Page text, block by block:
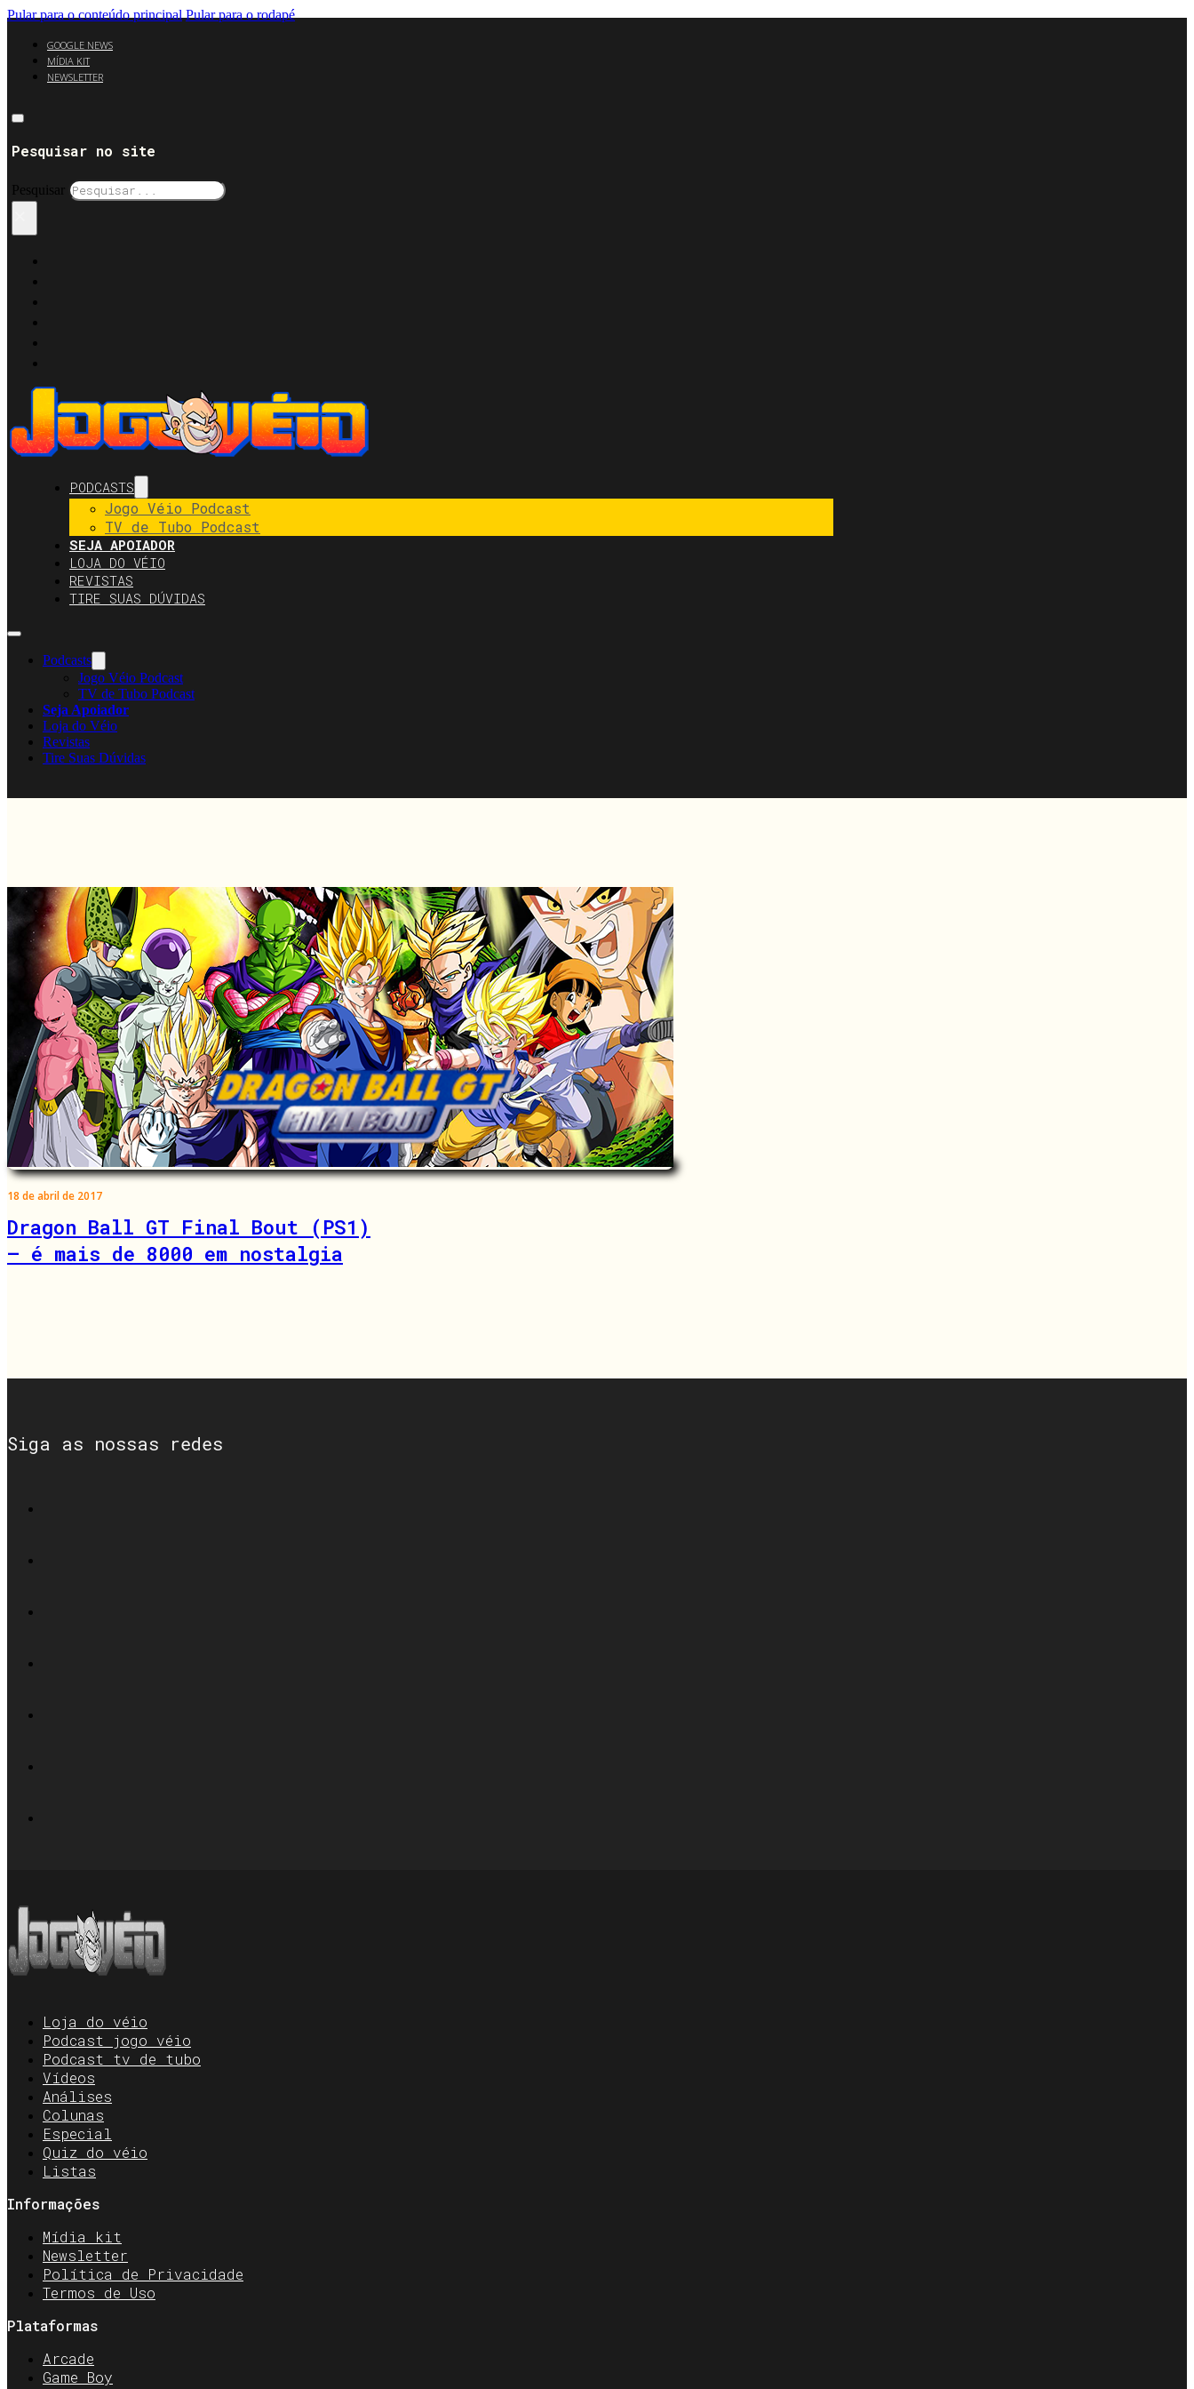
Pular para o conteúdo principal Pular para o rodapé
GOOGLE NEWS
MÍDIA KIT
NEWSLETTER
Pesquisar no site
Pesquisar
PODCASTS
Jogo Véio Podcast
TV de Tubo Podcast
SEJA APOIADOR
LOJA DO VÉIO
REVISTAS
TIRE SUAS DÚVIDAS
Podcasts
Jogo Véio Podcast
TV de Tubo Podcast
Seja Apoiador
Loja do Véio
Revistas
Tire Suas Dúvidas
18 de abril de 2017
Dragon Ball GT Final Bout (PS1)
– é mais de 8000 em nostalgia
Siga as nossas redes
Loja do véio
Podcast jogo véio
Podcast tv de tubo
Vídeos
Análises
Colunas
Especial
Quiz do véio
Listas
Informações
Mídia kit
Newsletter
Política de Privacidade
Termos de Uso
Plataformas
Arcade
Game Boy